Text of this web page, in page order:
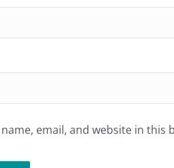
name, email, and website in